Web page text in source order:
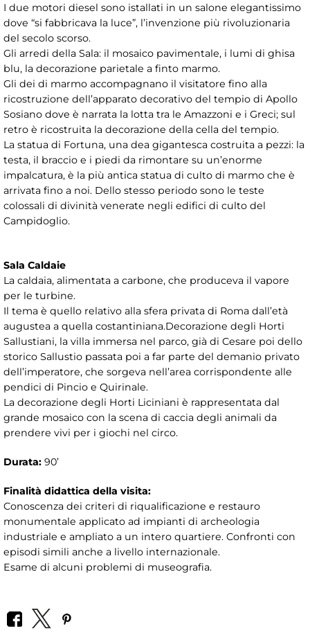
I due motori diesel sono istallati in un salone elegantissimo
dove “si fabbricava la luce”, l’invenzione più rivoluzionaria
del secolo scorso.
Gli arredi della Sala: il mosaico pavimentale, i lumi di ghisa
blu, la decorazione parietale a finto marmo.
Gli dei di marmo accompagnano il visitatore fino alla
ricostruzione dell’apparato decorativo del tempio di Apollo
Sosiano dove è narrata la lotta tra le Amazzoni e i Greci; sul
retro è ricostruita la decorazione della cella del tempio.
La statua di Fortuna, una dea gigantesca costruita a pezzi: la
testa, il braccio e i piedi da rimontare su un’enorme
impalcatura, è la più antica statua di culto di marmo che è
arrivata fino a noi. Dello stesso periodo sono le teste
colossali di divinità venerate negli edifici di culto del
Campidoglio.
Sala Caldaie
La caldaia, alimentata a carbone, che produceva il vapore
per le turbine.
Il tema è quello relativo alla sfera privata di Roma dall’età
augustea a quella costantiniana.Decorazione degli Horti
Sallustiani, la villa immersa nel parco, già di Cesare poi dello
storico Sallustio passata poi a far parte del demanio privato
dell’imperatore, che sorgeva nell’area corrispondente alle
pendici di Pincio e Quirinale.
La decorazione degli Horti Liciniani è rappresentata dal
grande mosaico con la scena di caccia degli animali da
prendere vivi per i giochi nel circo.
Durata: 90’
Finalità didattica della visita:
Conoscenza dei criteri di riqualificazione e restauro
monumentale applicato ad impianti di archeologia
industriale e ampliato a un intero quartiere. Confronti con
episodi simili anche a livello internazionale.
Esame di alcuni problemi di museografia.